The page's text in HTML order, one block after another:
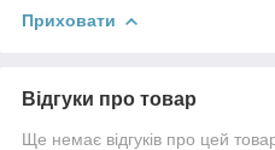
Приховати
Відгуки про товар
Ще немає відгуків про цей